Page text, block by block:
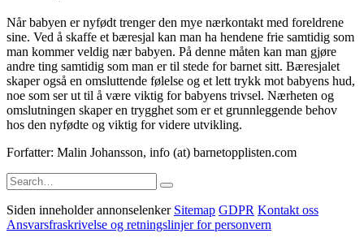
Når babyen er nyfødt trenger den mye nærkontakt med foreldrene
sine. Ved å skaffe et bæresjal kan man ha hendene frie samtidig som
man kommer veldig nær babyen. På denne måten kan man gjøre
andre ting samtidig som man er til stede for barnet sitt. Bæresjalet
skaper også en omsluttende følelse og et lett trykk mot babyens hud,
noe som ser ut til å være viktig for babyens trivsel. Nærheten og
omslutningen skaper en trygghet som er et grunnleggende behov
hos den nyfødte og viktig for videre utvikling.
Forfatter: Malin Johansson, info (at) barnetopplisten.com
Search
for:
Siden inneholder annonselenker Sitemap GDPR Kontakt oss
Ansvarsfraskrivelse og retningslinjer for personvern